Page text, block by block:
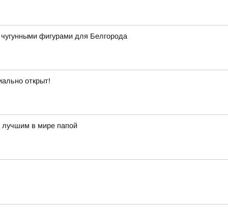
фигурами для Белгорода
открыт!
лучшим в мире папой